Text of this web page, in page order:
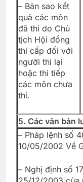
– Bản sao kết
quả các môn
đã thi do Chủ
tịch Hội đồng
thi cấp đối với
người thi lại
hoặc thi tiếp
các môn chưa
thi.
5. Các văn bản
– Pháp lệnh số
10/05/2002 Về
– Nghị định số